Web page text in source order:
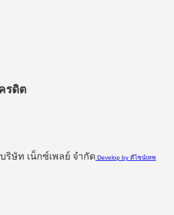
รดิต
ริษัท เน็กซ์เพลย์ จำกัด Develop by ดีไซน์เทพ